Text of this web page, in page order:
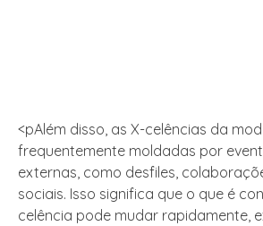
<pAlém disso, as X-celências da
frequentemente moldadas por
externas, como desfiles,
sociais. Isso significa que o que é
celência pode mudar rapidamente,